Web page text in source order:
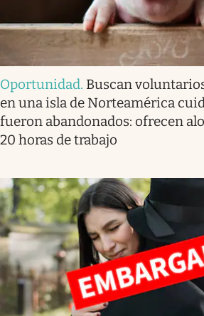
Oportunidad. Buscan
en una isla de Norteamérica
fueron abandonados: ofrecen
20 horas de trabajo